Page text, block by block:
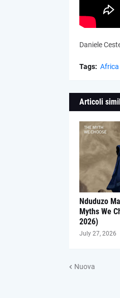
Daniele
Tags: Africa
Articoli
Nduduzo
Myths We
2026)
July 27, 2026
Nuova